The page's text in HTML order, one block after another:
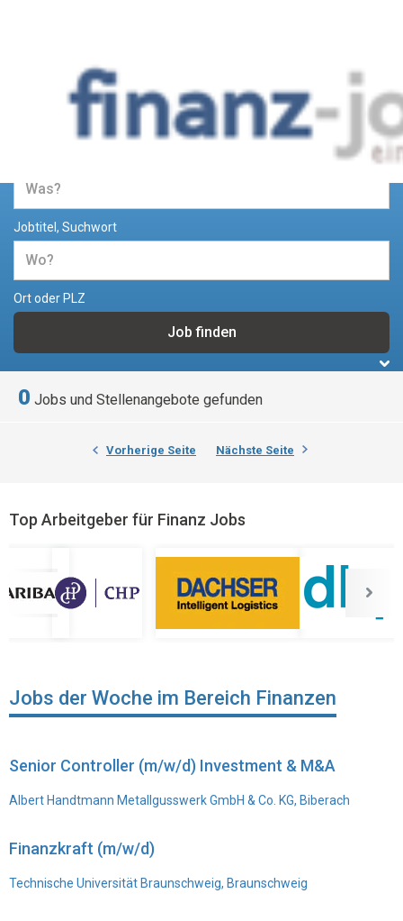
Jobs und Stellenangebote im
Bereich Finanzen
Jobtitel, Suchwort
Ort oder PLZ
0 Jobs und Stellenangebote gefunden
Vorherige Seite Nächste Seite
Top Arbeitgeber für Finanz Jobs
Jobs der Woche im Bereich Finanzen
Senior Controller (m/w/d) Investment & M&A
Albert Handtmann Metallgusswerk GmbH & Co. KG, Biberach
Finanzkraft (m/w/d)
Technische Universität Braunschweig, Braunschweig